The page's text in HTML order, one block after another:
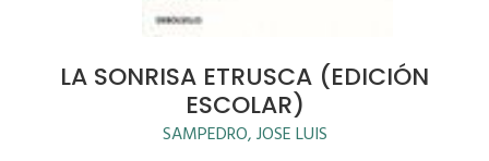
LA SONRISA ETRUSCA (EDICIÓN
ESCOLAR)
SAMPEDRO, JOSE LUIS